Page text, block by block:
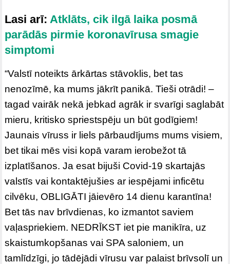
Lasi arī: Atklāts, cik ilgā laika posmā
parādās pirmie koronavīrusa smagie
simptomi
“Valstī noteikts ārkārtas stāvoklis, bet tas
nenozīmē, ka mums jākrīt panikā. Tieši otrādi! –
tagad vairāk nekā jebkad agrāk ir svarīgi saglabāt
mieru, kritisko spriestspēju un būt godīgiem!
Jaunais vīruss ir liels pārbaudījums mums visiem,
bet tikai mēs visi kopā varam ierobežot tā
izplatīšanos. Ja esat bijuši Covid-19 skartajās
valstīs vai kontaktējušies ar iespējami inficētu
cilvēku, OBLIGĀTI jāievēro 14 dienu karantīna!
Bet tās nav brīvdienas, ko izmantot saviem
vaļaspriekiem. NEDRĪKST iet pie manikīra, uz
skaistumkopšanas vai SPA saloniem, un
tamlīdzīgi, jo tādējādi vīrusu var palaist brīvsolī un